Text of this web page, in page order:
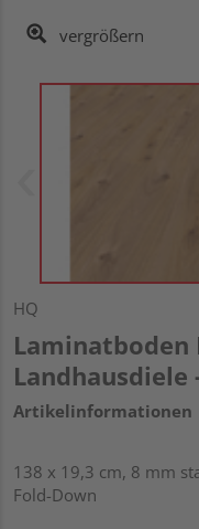
vergrößern
HQ
Laminatboden
Landhausdiele
Artikelinformationen
138 x 19,3 cm, 8 mm
Fold-Down